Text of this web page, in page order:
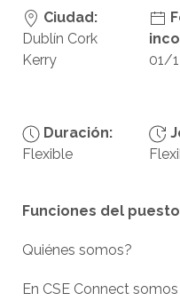
Ciudad:
Dublín Cork
Kerry
01/
Duración:
Flexible
Funciones del
Quiénes somos?
En CSE Connect